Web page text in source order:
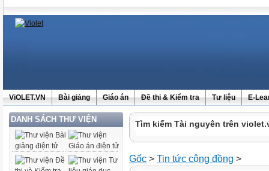
ViOLET.VN Bài giảng Giáo án Đề thi & Kiểm tra Tư liệu E-
DANH SÁCH THƯ VIỆN Tìm kiếm Tài nguyên trên
Gốc > Tin tức cộng đồng >